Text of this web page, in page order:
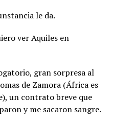
le da.
ver Aquiles en
gran sorpresa al
de Zamora (África es
un contrato breve que
y me sacaron sangre.